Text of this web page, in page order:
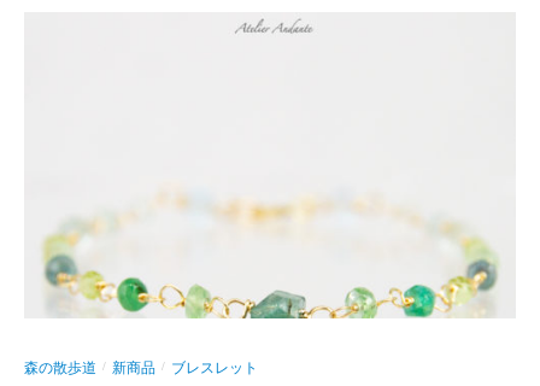
森の散歩道 / 新商品 / ブレスレット